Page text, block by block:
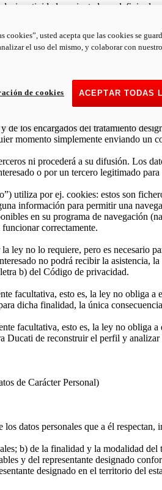
actividades orientadas a definir el
personalizándolas a medida
fines se recabarán al interesado
descuento y cuestionarios,
ser en particular los siguientes:
civil, nivel de estudios, datos
Ducati, en el sitio web de Ducati o
se podrán comunicar los
de Internet, empresas de
parte de su red de venta o
garantizan un adecuado nivel de
los encargados del tratamiento
momento simplemente enviando un
ni procederá a su difusión. Los
o por un tercero legitimado para
utiliza por ej. cookies: estos son
información para permitir una
en su programa de navegación
correctamente.
ley no lo requiere, pero es necesario
no podrá recibir la
b) del Código de privacidad.
facultativa, esto es, la ley no obliga a
dicha finalidad, la única
facultativa, esto es, la ley no obliga
de reconstruir el perfil y
de Carácter Personal)
datos personales que a él
b) de la finalidad y la modalidad
y del representante designado
designado en el territorio del
cookies”, usted acepta que las cookies se
el uso del mismo, y colaborar con
ACEPTAR TODAS
de cookies